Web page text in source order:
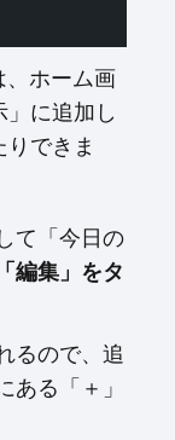
、ホーム画
に追加し
できま
て「今日の
編集」をタ
るので、追
る「＋」